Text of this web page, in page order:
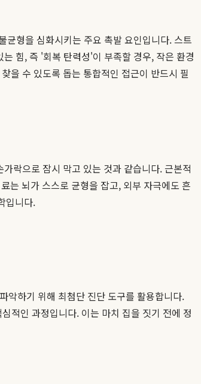
균형을 심화시키는 주요 촉발 요인입니다. 스트
힘, 즉 '회복 탄력성'이 부족할 경우, 작은 환경
을 수 있도록 돕는 통합적인 접근이 반드시 필
락으로 잠시 막고 있는 것과 같습니다. 근본적
는 뇌가 스스로 균형을 잡고, 외부 자극에도 흔
입니다.
악하기 위해 최첨단 진단 도구를 활용합니다.
적인 과정입니다. 이는 마치 집을 짓기 전에 정